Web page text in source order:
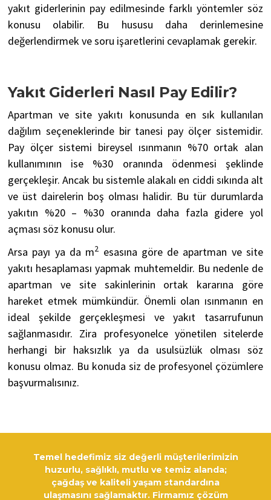
yakıt giderlerinin pay edilmesinde farklı yöntemler söz
konusu olabilir. Bu hususu daha derinlemesine
değerlendirmek ve soru işaretlerini cevaplamak gerekir.
Yakıt Giderleri Nasıl Pay Edilir?
Apartman ve site yakıtı konusunda en sık kullanılan
dağılım seçeneklerinde bir tanesi pay ölçer sistemidir.
Pay ölçer sistemi bireysel ısınmanın %70 ortak alan
kullanımının ise %30 oranında ödenmesi şeklinde
gerçekleşir. Ancak bu sistemle alakalı en ciddi sıkında alt
ve üst dairelerin boş olması halidir. Bu tür durumlarda
yakıtın %20 – %30 oranında daha fazla gidere yol
açması söz konusu olur.
Arsa payı ya da m2 esasına göre de apartman ve site
yakıtı hesaplaması yapmak muhtemeldir. Bu nedenle de
apartman ve site sakinlerinin ortak kararına göre
hareket etmek mümkündür. Önemli olan ısınmanın en
ideal şekilde gerçekleşmesi ve yakıt tasarrufunun
sağlanmasıdır. Zira profesyonelce yönetilen sitelerde
herhangi bir haksızlık ya da usulsüzlük olması söz
konusu olmaz. Bu konuda siz de profesyonel çözümlere
başvurmalısınız.
Temel hedefimiz siz değerli müşterilerimizin
huzurlu, sağlıklı, mutlu ve temiz alanda;
çağdaş ve kaliteli yaşam standardına
ulaşmasını sağlamaktır. Firmamız çözüm